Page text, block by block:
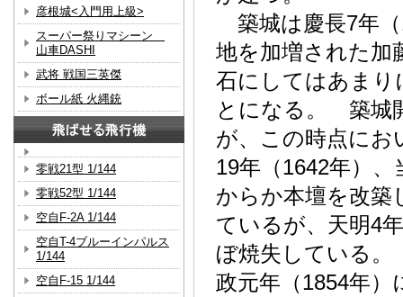
築城は慶長7年
地を加増された
石にしてはあまり
とになる。 築城
が、この時点に
19年（1642年）
からか本壇を改
ているが、天明4
ぼ焼失している
政元年（1854年
彦根城<入門用上級>
スーパー祭りマシーン
山車DASHI
武将 戦国三英傑
ボール紙 火縄銃
零戦21型 1/144
零戦52型 1/144
空自F-2A 1/144
空自T-4ブルーインパルス
1/144
空自F-15 1/144